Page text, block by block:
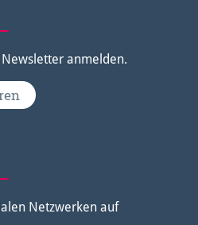
anmelden.
Netzwerken auf